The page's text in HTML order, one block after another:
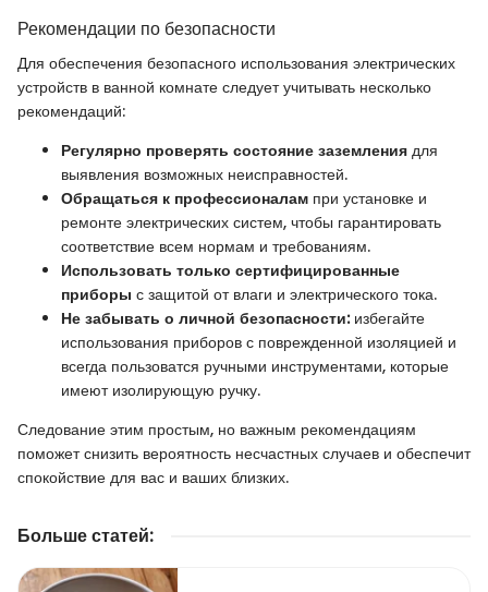
Рекомендации по безопасности
Для обеспечения безопасного использования электрических
устройств в ванной комнате следует учитывать несколько
рекомендаций:
Регулярно проверять состояние заземления для
выявления возможных неисправностей.
Обращаться к профессионалам при установке и
ремонте электрических систем, чтобы гарантировать
соответствие всем нормам и требованиям.
Использовать только сертифицированные
приборы с защитой от влаги и электрического тока.
Не забывать о личной безопасности:избегайте
использования приборов с поврежденной изоляцией и
всегда пользоватся ручными инструментами, которые
имеют изолирующую ручку.
Следование этим простым, но важным рекомендациям
поможет снизить вероятность несчастных случаев и обеспечит
спокойствие для вас и ваших близких.
Больше статей: